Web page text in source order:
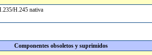
H.245 nativa
Componentes obsoletos y suprimidos